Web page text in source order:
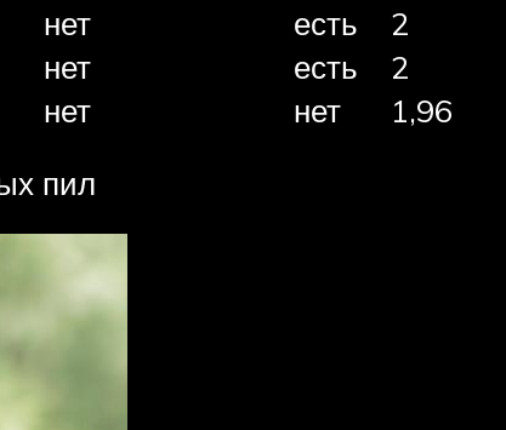
нет есть
2
нет есть
2
нет нет
1,96
пил